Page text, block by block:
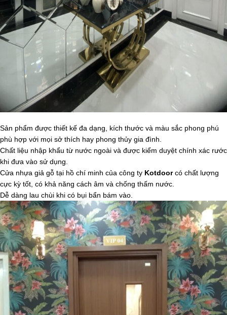
Sản phẩm được thiết kế đa dạng, kích thước và màu sắc phong phú
phù hợp với mọi sở thích hay phong thủy gia đình.
Chất liệu nhập khẩu từ nước ngoài và được kiểm duyệt chính xác rước
khi đưa vào sử dụng.
Cửa nhựa giả gỗ tại hồ chí minh của công ty Kotdoorcó chất lượng
cực kỳ tốt, có khả năng cách âm và chống thấm nước.
Dễ dàng lau chùi khi có bụi bẩn bám vào.